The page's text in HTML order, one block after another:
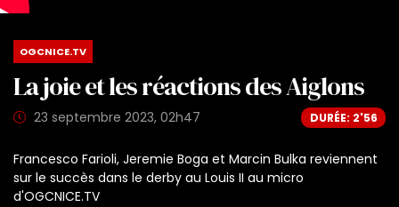
OGCNICE.TV
La joie et les réactions des Aiglons
23 septembre 2023, 02h47 DURÉE: 2'56
Francesco Farioli, Jeremie Boga et Marcin Bulka reviennent
sur le succès dans le derby au Louis II au micro
d'OGCNICE.TV